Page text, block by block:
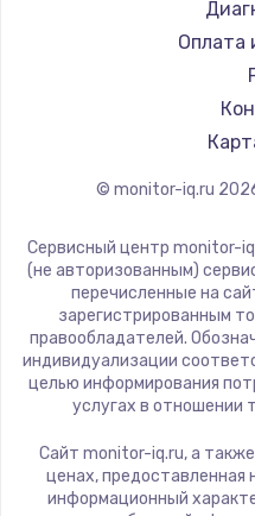
Оплата
© monitor-iq.ru
Сервисный центр monitor-
(не авторизованным)
перечисленные на
зарегистрированным
правообладателей.
индивидуализации
целью информирования
услугах в отношении
Сайт monitor-iq.ru, а
ценах, предоставленная
информационный